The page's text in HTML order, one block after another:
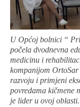
U Općoj bolnici “
počela dvodnevna
medicinu i
kompanijom
razvoju i primjeni
povredama kičmene
je lider u ovoj oblasti.